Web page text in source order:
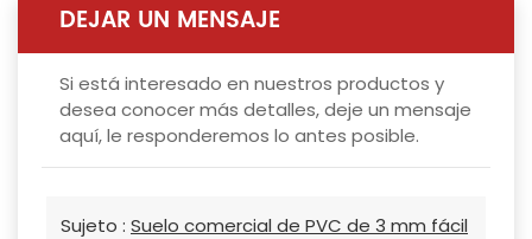
DEJAR UN MENSAJE
Si está interesado en nuestros productos y
desea conocer más detalles, deje un mensaje
aquí, le responderemos lo antes posible.
Sujeto : Suelo comercial de PVC de 3 mm fácil